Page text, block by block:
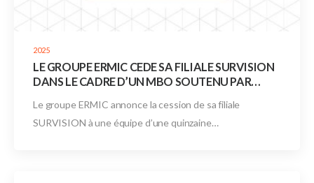
2025
LE GROUPE ERMIC CEDE SA FILIALE SURVISION
DANS LE CADRE D’UN MBO SOUTENU PAR
Le groupe ERMIC annonce la cession de sa filiale
SURVISION à une équipe d’une quinzaine…